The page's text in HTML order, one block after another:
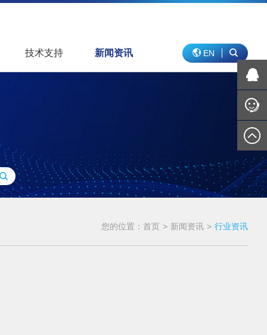
技术支持 新闻资讯 EN
您的位置： 首页 > 新闻资讯 > 行业资讯